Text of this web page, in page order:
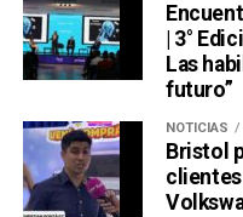
| 3°
Las
futuro”
NOTICIAS
Bristol